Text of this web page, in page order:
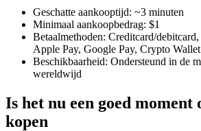
Cryptocurrency-futures
TradFi
Derivaten voor aandelen, forex,
Geschatte aankooptijd: ~3 minuten
Minimaal aankoopbedrag: $1
Betaalmethoden: Creditcard/
Apple Pay, Google Pay, Crypto Wallet
Beschikbaarheid: Ondersteund in de
wereldwijd
Is het nu een goed moment
kopen